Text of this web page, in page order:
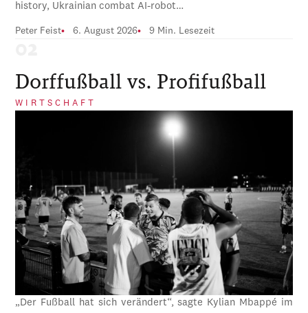
history, Ukrainian combat AI-robot…
Peter Feist 6. August 2026 9 Min. Lesezeit
Dorffußball vs. Profifußball
WIRTSCHAFT
„Der Fußball hat sich verändert“, sagte Kylian Mbappé im